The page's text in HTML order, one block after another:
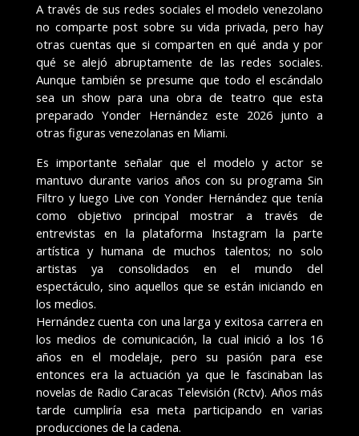
A través de sus redes sociales el modelo venezolano
no comparte post sobre su vida privada, pero hay
otras cuentas que si comparten en qué anda y por
qué se alejó abruptamente de las redes sociales.
Aunque también se presume que todo el escándalo
sea un show para una obra de teatro que esta
preparado Yonder Hernández este 2026 junto a
otras figuras venezolanas en Miami.
Es importante señalar que el modelo y actor se
mantuvo durante varios años con su programa Sin
Filtro y luego Live con Yonder Hernández que tenía
como objetivo principal mostrar a través de
entrevistas en la plataforma Instagram la parte
artística y humana de muchos talentos; no solo
artistas ya consolidados en el mundo del
espectáculo, sino aquellos que se están iniciando en
los medios.
Hernández cuenta con una larga y exitosa carrera en
los medios de comunicación, la cual inició a los 16
años en el modelaje, pero su pasión para ese
entonces era la actuación ya que le fascinaban las
novelas de Radio Caracas Televisión (Rctv). Años más
tarde cumpliría esa meta participando en varias
producciones de la cadena.